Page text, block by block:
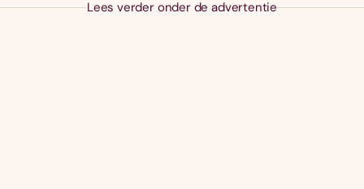
Lees verder onder de advertentie